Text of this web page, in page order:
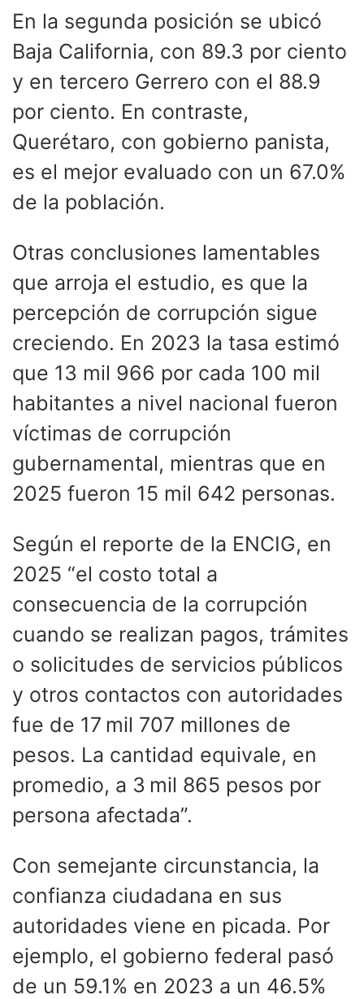
En la segunda posición se ubicó
Baja California, con 89.3 por ciento
y en tercero Gerrero con el 88.9
por ciento. En contraste,
Querétaro, con gobierno panista,
es el mejor evaluado con un 67.0%
de la población.
Otras conclusiones lamentables
que arroja el estudio, es que la
percepción de corrupción sigue
creciendo. En 2023 la tasa estimó
que 13 mil 966 por cada 100 mil
habitantes a nivel nacional fueron
víctimas de corrupción
gubernamental, mientras que en
2025 fueron 15 mil 642 personas.
Según el reporte de la ENCIG, en
2025 “el costo total a
consecuencia de la corrupción
cuando se realizan pagos, trámites
o solicitudes de servicios públicos
y otros contactos con autoridades
fue de 17 mil 707 millones de
pesos. La cantidad equivale, en
promedio, a 3 mil 865 pesos por
persona afectada”.
Con semejante circunstancia, la
confianza ciudadana en sus
autoridades viene en picada. Por
ejemplo, el gobierno federal pasó
de un 59.1% en 2023 a un 46.5%